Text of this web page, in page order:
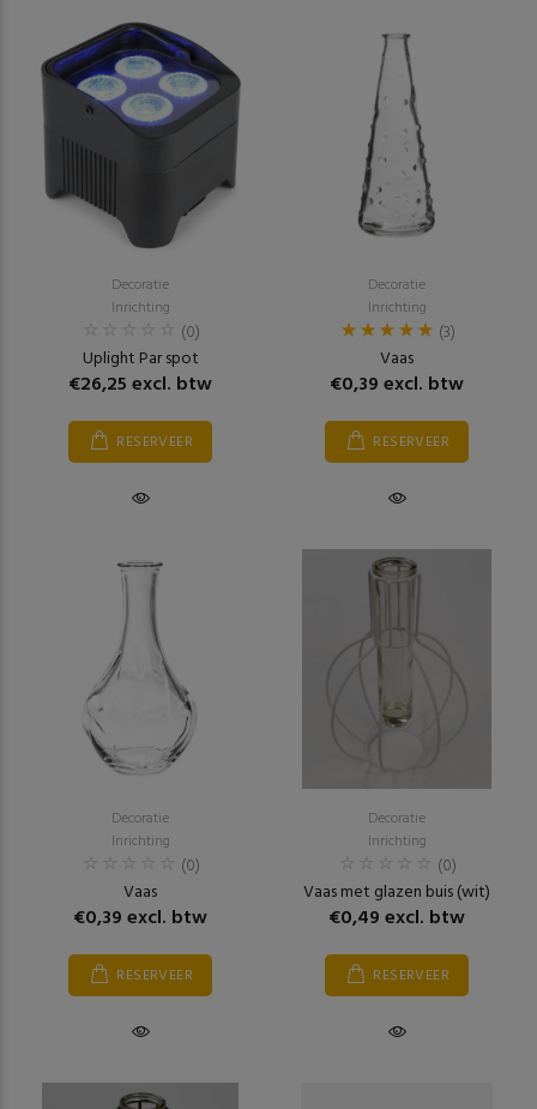
Decoratie
Inrichting
(0)
Uplight Par spot
€26,25 excl. btw
RESERVEER
Decoratie
Inrichting
(3)
Vaas
€0,39 excl. btw
RESERVEER
Decoratie
Inrichting
(0)
Vaas
€0,39 excl. btw
RESERVEER
Decoratie
Inrichting
(0)
Vaas met glazen buis (wit)
€0,49 excl. btw
RESERVEER